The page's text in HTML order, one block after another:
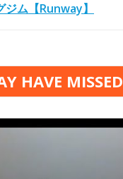
ジム【Runway】
HAVE MISSED